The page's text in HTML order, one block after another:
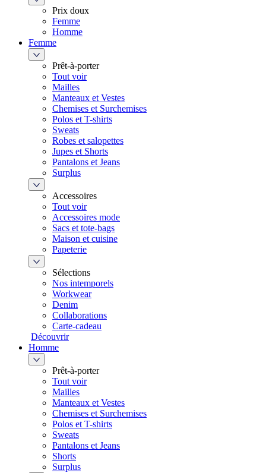
Prix doux
Femme
Homme
Femme
Prêt-à-porter
Tout voir
Mailles
Manteaux et Vestes
Chemises et Surchemises
Polos et T-shirts
Sweats
Robes et salopettes
Jupes et Shorts
Pantalons et Jeans
Surplus
Accessoires
Tout voir
Accessoires mode
Sacs et tote-bags
Maison et cuisine
Papeterie
Sélections
Nos intemporels
Workwear
Denim
Collaborations
Carte-cadeau
Découvrir
Homme
Prêt-à-porter
Tout voir
Mailles
Manteaux et Vestes
Chemises et Surchemises
Polos et T-shirts
Sweats
Pantalons et Jeans
Shorts
Surplus